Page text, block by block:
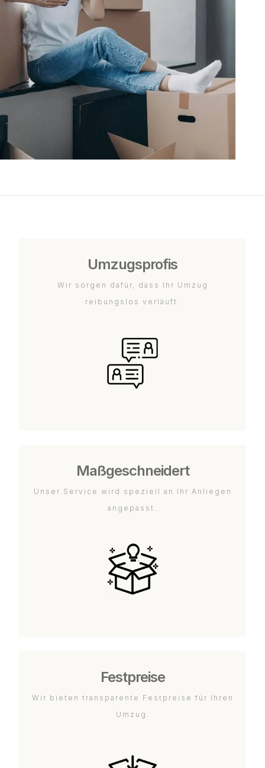
Umzugsprofis
Wir sorgen dafür, dass Ihr Umzug
reibungslos verläuft.
Maßgeschneidert
Unser Service wird speziell an Ihr Anliegen
angepasst.
Festpreise
Wir bieten transparente Festpreise für Ihren
Umzug.